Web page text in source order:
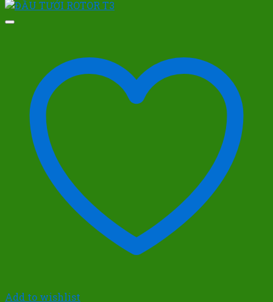
Add to wishlist